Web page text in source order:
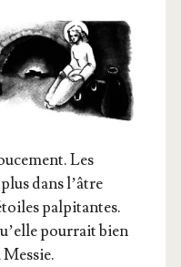
Les
dans l’âtre
pal­pi­tantes.
pour­rait bien